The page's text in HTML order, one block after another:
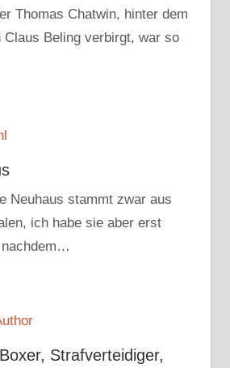
Thomas Chatwin, hinter dem
Beling verbirgt, war so
Neuhaus stammt zwar aus
ich habe sie aber erst
nachdem…
Strafverteidiger,